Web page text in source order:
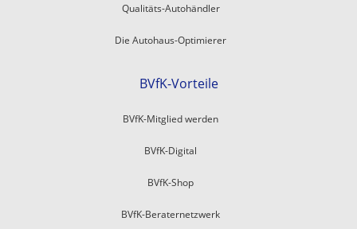
Qualitäts-Autohändler
Die Autohaus-Optimierer
BVfK-Vorteile
BVfK-Mitglied werden
BVfK-Digital
BVfK-Shop
BVfK-Beraternetzwerk